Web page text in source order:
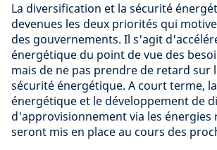
La diversification et la sécurité
devenues les deux priorités qui
des gouvernements. Il s'agit
énergétique du point de vue des
mais de ne pas prendre de retard sur
sécurité énergétique. A court terme,
énergétique et le développement de
d'approvisionnement via les énergies
seront mis en place au cours des